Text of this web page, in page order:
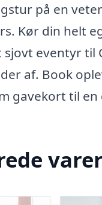
på en
Kør din helt
sjovt eventyr til
af. Book
gavekort til en
varer